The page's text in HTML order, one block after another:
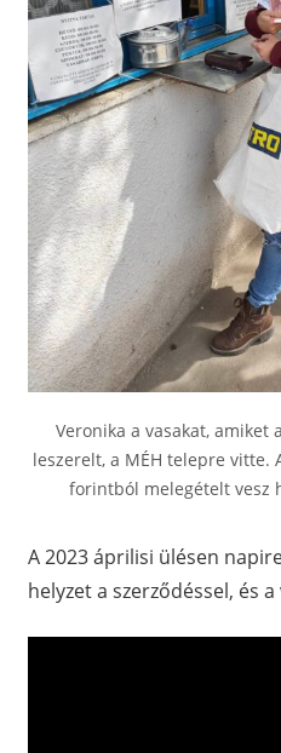
Veronika a vasakat, amiket
leszerelt, a MÉH telepre vitte.
forintból melegételt vesz
A 2023 áprilisi ülésen
helyzet a szerződéssel, és